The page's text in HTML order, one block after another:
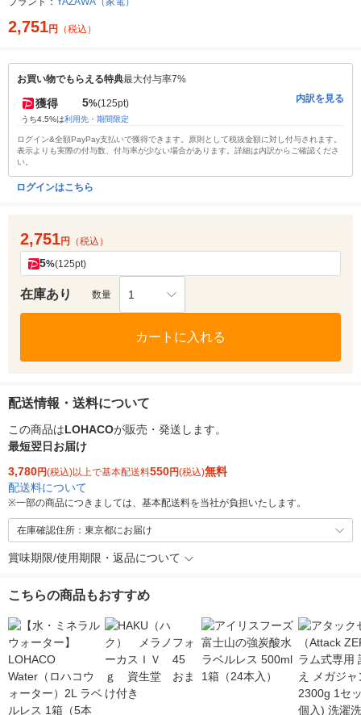
2,751円 （税込）
お買い物でもらえる特典最大付与率7%
獲得 5%(125pt)
うち4.5%は利用先・期間限定
内訳を見る
ログイン&全額PayPay支払いで獲得できます。原則として税抜金額に対し付与されます。
表示よりも実際の付与数、付与率が少ない場合があります。詳細は内訳からご確認くださ
い。
ログインはこちら
2,751円 （税込）
5%(125pt)
在庫あり 数量 1
カートに入れる
配送情報・送料について
この商品はLOHACOが販売・発送します。
最短翌日お届け
3,780円(税込)以上で基本配送料550円(税込)無料
配送料について
※一部の商品につきましては、基本配送料を当社が負担いたします。
在庫確認住所：東京都にお届け
賞味期限/使用期限・返品について
こちらの商品もおすすめ